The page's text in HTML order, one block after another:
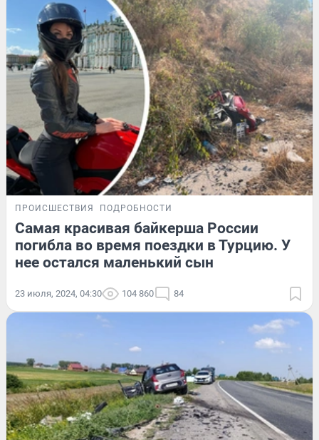
ПРОИСШЕСТВИЯ ПОДРОБНОСТИ
Самая красивая байкерша России
погибла во время поездки в Турцию. У
нее остался маленький сын
23 июля, 2024, 04:30 104 860 84